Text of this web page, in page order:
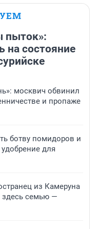
пыток»:
на состояние
москвич обвинил
и пропаже
ботву помидоров и
для
из Камеруна
здесь семью —